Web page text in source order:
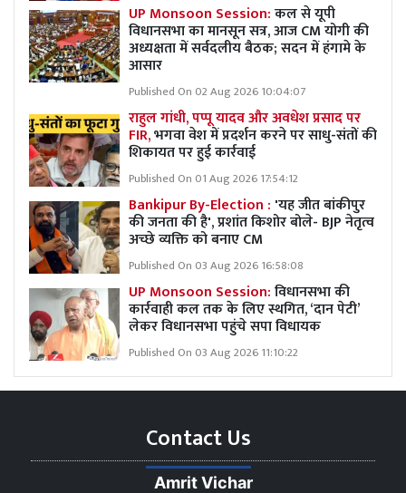
UP Monsoon Session:कल से यूपी
विधानसभा का मानसून सत्र, आज CM योगी की
अध्यक्षता में सर्वदलीय बैठक; सदन में हंगामे के
आसार
Published On 02 Aug 2026 10:04:07
राहुल गांधी, पप्पू यादव और अवधेश प्रसाद पर
FIR,भगवा वेश में प्रदर्शन करने पर साधु-संतों की
शिकायत पर हुई कार्रवाई
Published On 01 Aug 2026 17:54:12
Bankipur By-Election : 'यह जीत बांकीपुर
की जनता की है', प्रशांत किशोर बोले- BJP नेतृत्व
अच्छे व्यक्ति को बनाए CM
Published On 03 Aug 2026 16:58:08
UP Monsoon Session:विधानसभा की
कार्रवाही कल तक के लिए स्थगित, ‘दान पेटी’
लेकर विधानसभा पहुंचे सपा विधायक
Published On 03 Aug 2026 11:10:22
Contact Us
Amrit Vichar